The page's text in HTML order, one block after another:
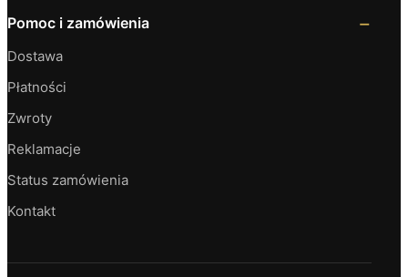
Pomoc i zamówienia
Dostawa
Płatności
Zwroty
Reklamacje
Status zamówienia
Kontakt